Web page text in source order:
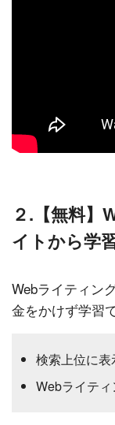
２.【無料】
イトから学
Webライティン
金をかけず学習
検索上位に表
Webライテ